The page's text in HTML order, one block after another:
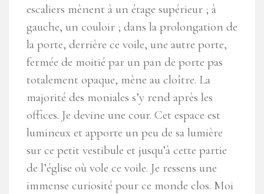
escaliers mènent à un étage supérieur ; à
gauche, un couloir ; dans la prolongation de
la porte, derrière ce voile, une autre porte,
fermée de moitié par un pan de porte pas
totalement opaque, mène au cloître. La
majorité des moniales s’y rend après les
offices. Je devine une cour. Cet espace est
lumineux et apporte un peu de sa lumière
sur ce petit vestibule et jusqu’à cette partie
de l’église où vole ce voile. Je ressens une
immense curiosité pour ce monde clos. Moi